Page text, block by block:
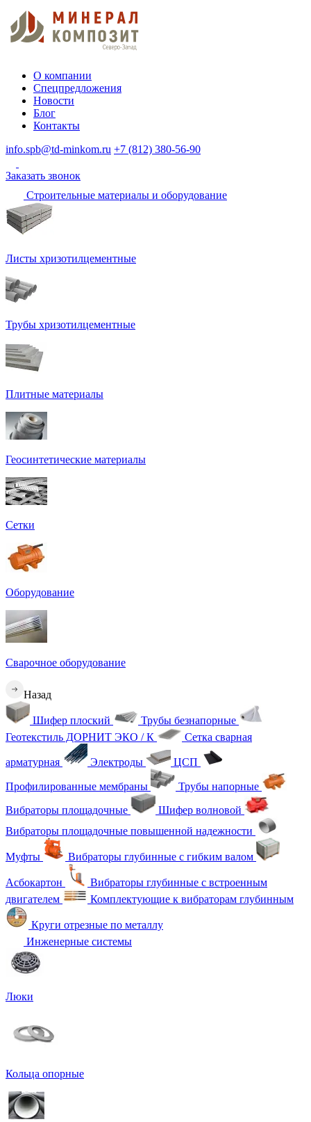
О компании
Спецпредложения
Новости
Блог
Контакты
info.spb@td-minkom.ru +7 (812) 380-56-90
Заказать звонок
Строительные материалы и оборудование
Листы хризотилцементные
Трубы хризотилцементные
Плитные материалы
Геосинтетические материалы
Сетки
Оборудование
Сварочное оборудование
Назад
Шифер плоский
Трубы безнапорные
Геотекстиль ДОРНИТ ЭКО / К
Сетка сварная
арматурная Электроды ЦСП
Профилированные мембраны
Трубы напорные
Вибраторы площадочные
Шифер волновой
Вибраторы площадочные повышенной надежности
Муфты Вибраторы глубинные с гибким валом
Асбокартон
Вибраторы глубинные с встроенным
двигателем
Комплектующие к вибраторам глубинным
Круги отрезные по металлу
Инженерные системы
Люки
Кольца опорные